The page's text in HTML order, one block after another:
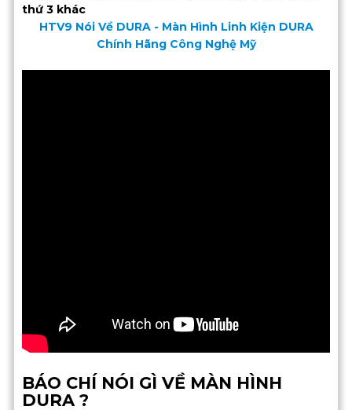
thứ 3 khác
HTV9 Nói Về DURA - Màn Hình Linh Kiện DURA
Chính Hãng Công Nghệ Mỹ
BÁO CHÍ NÓI GÌ VỀ MÀN HÌNH
DURA ?